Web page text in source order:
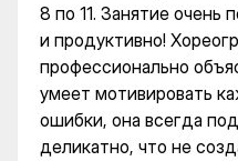
8 по 11. Занятие
и продуктивно!
профессионально
умеет мотивировать
ошибки, она всегда
деликатно, что не